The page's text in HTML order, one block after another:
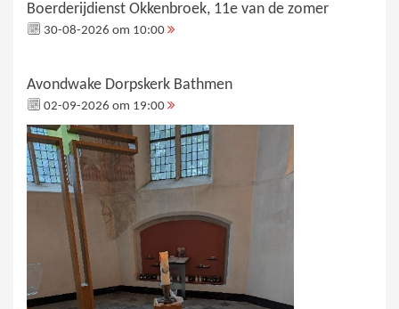
Boerderijdienst Okkenbroek, 11e van de zomer
30-08-2026 om 10:00
Avondwake Dorpskerk Bathmen
02-09-2026 om 19:00